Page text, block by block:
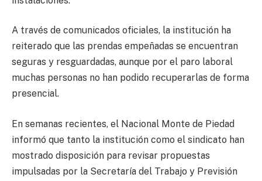
A través de comunicados oficiales, la institución ha
reiterado que las prendas empeñadas se encuentran
seguras y resguardadas, aunque por el paro laboral
muchas personas no han podido recuperarlas de forma
presencial.
En semanas recientes, el Nacional Monte de Piedad
informó que tanto la institución como el sindicato han
mostrado disposición para revisar propuestas
impulsadas por la Secretaría del Trabajo y Previsión